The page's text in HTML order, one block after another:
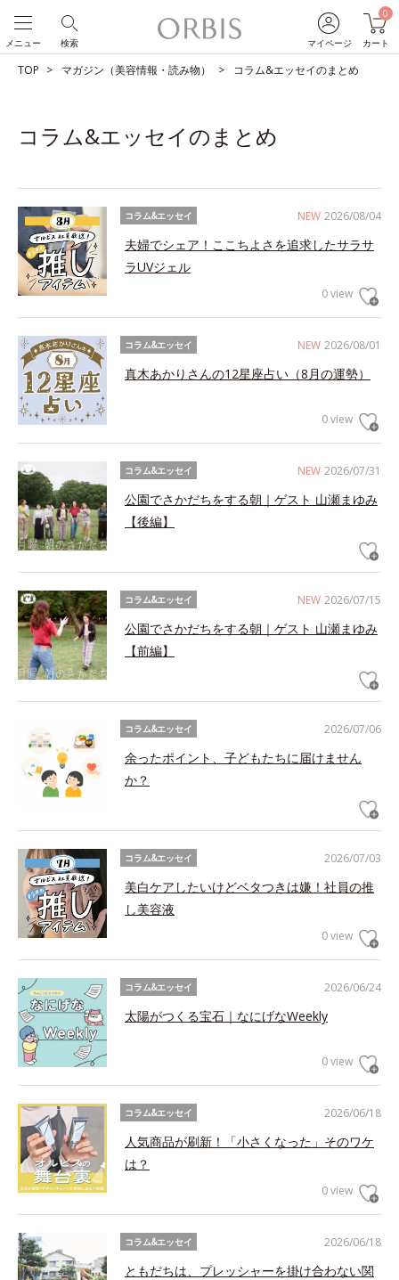
マイページ
0
カート
検索
メニュー
TOP マガジン（美容情報・読み物） コラム&エッセイのまとめ
コラム&エッセイのまとめ
NEW 2026/08/04
コラム&エッセイ
夫婦でシェア！ここちよさを追求したサラサ
ラUVジェル
0 view
NEW 2026/08/01
コラム&エッセイ
真木あかりさんの12星座占い（8月の運勢）
0 view
NEW 2026/07/31
コラム&エッセイ
公園でさかだちをする朝｜ゲスト 山瀬まゆみ
【後編】
NEW 2026/07/15
コラム&エッセイ
公園でさかだちをする朝｜ゲスト 山瀬まゆみ
【前編】
2026/07/06
コラム&エッセイ
余ったポイント、子どもたちに届けません
か？
2026/07/03
コラム&エッセイ
美白ケアしたいけどベタつきは嫌！社員の推
し美容液
0 view
2026/06/24
コラム&エッセイ
太陽がつくる宝石｜なにげなWeekly
0 view
2026/06/18
コラム&エッセイ
人気商品が刷新！「小さくなった」そのワケ
は？
0 view
2026/06/18
コラム&エッセイ
ともだちは、プレッシャーを掛け合わない関